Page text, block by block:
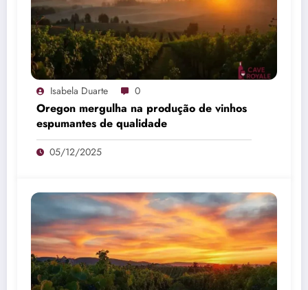
Isabela Duarte 0
Oregon mergulha na produção de vinhos
espumantes de qualidade
05/12/2025